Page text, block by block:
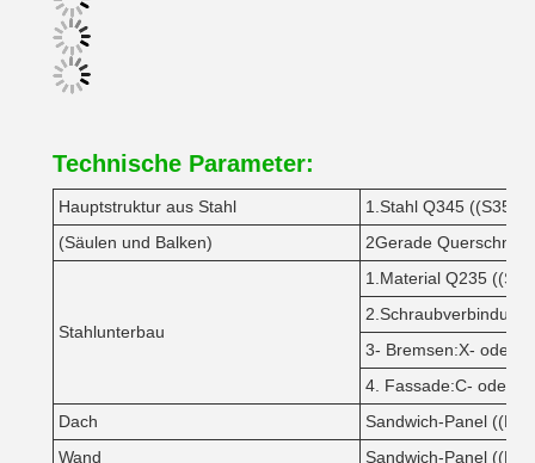
Technische Parameter:
Hauptstruktur aus Stahl
1.Stahl Q345
(Säulen und Balken)
2Gerade Querschnitt
Stahlunterbau
1.Material Q235
3- Bremsen:X- oder
4. Fassade:C- oder
Dach
Sandwich-Panel
Wand
Sandwich-Panel